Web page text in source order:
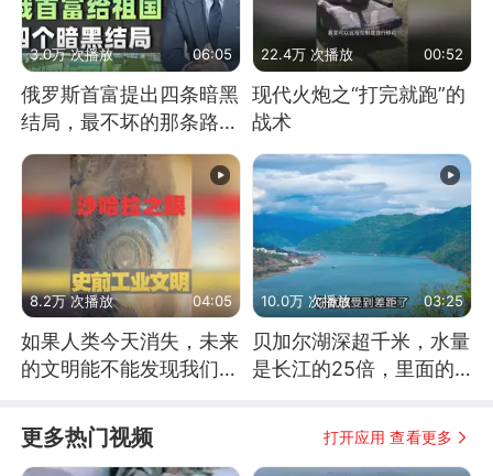
3.0万 次播放 06:05
俄罗斯首富提出四条暗黑
结局，最不坏的那条路是
通向东方
22.4万 次播放 00:52
现代火炮之“打完就跑”的
战术
8.2万 次播放 04:05
如果人类今天消失，未来
的文明能不能发现我们存
10.0万 次播放 03:25
贝加尔湖深超千米，水量
是长江的25倍，里面的
更多热门视频 打开应用 查看更多